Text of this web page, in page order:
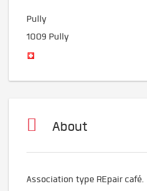
Pully
1009 Pully
About
Association type REpair café.